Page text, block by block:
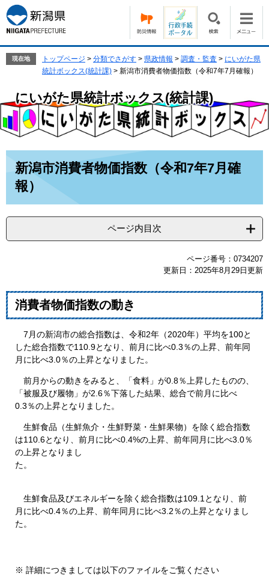
ー
ジ
の
す。
ニ
ュ
ー
て
本
文
現在地 トップページ > 分類でさがす > 県政情報 > 調査・監査 > にいがた県
統計ボックス(統計課) > 新潟市消費者物価指数（令和7年7月確報）
にいがた県統計ボックス(統計課)
新潟市消費者物価指数（令和7年7月確
報）
ページ内目次
ページ番号：0734207
更新日：2025年8月29日更新
消費者物価指数の動き
7月の新潟市の総合指数は、令和2年（2020年）平均を100と
した総合指数で110.9となり、前月に比べ0.3％の上昇、前年同
月に比べ3.0％の上昇となりました。
前月からの動きをみると、「食料」が0.8％上昇したものの、
「被服及び履物」が2.6％下落した結果、総合で前月に比べ
0.3％の上昇となりました。​
生鮮食品（生鮮魚介・生鮮野菜・生鮮果物）を除く総合指数
は110.6となり、前月に比べ0.4%の上昇、前年同月に比べ3.0％
の上昇となりまし
た。
生鮮食品及びエネルギーを除く総合指数は109.1となり、前
月に比べ0.4％の上昇、前年同月に比べ3.2％の上昇となりまし
た。
※ 詳細につきましては以下のファイルをご覧ください